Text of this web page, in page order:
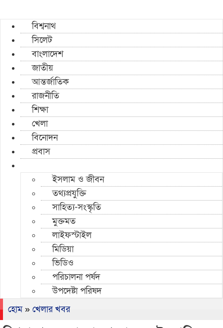
বিশ্বনাথ
সিলেট
বাংলাদেশ
জাতীয়
আন্তর্জাতিক
রাজনীতি
শিক্ষা
খেলা
বিনোদন
প্রবাস
ইসলাম ও জীবন
তথ্যপ্রযুক্তি
সাহিত্য-সংস্কৃতি
মুক্তমত
লাইফস্টাইল
মিডিয়া
ভিডিও
পরিচালনা পর্ষদ
উপদেষ্টা পরিষদ
হোম» খেলার খবর